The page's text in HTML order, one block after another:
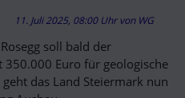
11. Juli 2025, 08:00 Uhr von WG
soll bald der
Euro für geologische
das Land Steiermark nun